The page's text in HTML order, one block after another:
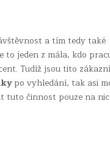
a tím tedy také
to jeden z mála, kdo
Tudíž jsou tito
po vyhledání, tak asi
tuto činnost pouze na